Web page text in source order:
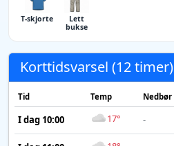
T-skjorte
Lett
bukse
Korttidsvarsel (12 timer)
Tid Temp Nedbør
I dag 10:00 17° -